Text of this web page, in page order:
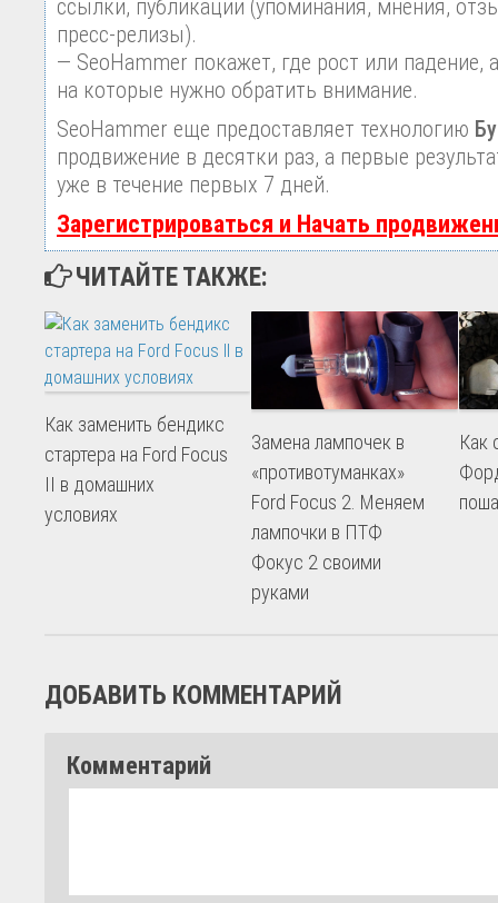
ссылки, публикации (упоминания, мнения,
пресс-релизы).
— SeoHammer покажет, где рост или падение,
на которые нужно обратить внимание.
SeoHammer еще предоставляет технологию
продвижение в десятки раз, а первые
уже в течение первых 7 дней.
Зарегистрироваться и Начать
ЧИТАЙТЕ ТАКЖЕ:
Как заменить бендикс
стартера на Ford Focus
II в домашних
условиях
Замена лампочек в
«противотуманках»
Ford Focus 2. Меняем
лампочки в ПТФ
Фокус 2 своими
руками
Как
ДОБАВИТЬ КОММЕНТАРИЙ
Комментарий